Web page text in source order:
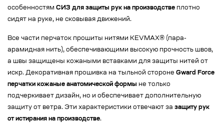
особенностям СИЗ для защиты рук на производстве плотно
сидят на руке, не сковывая движений.
Все части перчаток прошиты нитями KEVMAX® (пара-
арамидная нить), обеспечивающими высокую прочность швов,
а швы защищены кожаными вставками для защиты нитей от
искр. Декоративная прошивка на тыльной стороне Gward Force
перчатки кожаные анатомической формы не только
подчеркивает дизайн, но и обеспечивает дополнительную
защиту от ветра. Эти характеристики отвечают за защиту рук
от истирания на производстве.